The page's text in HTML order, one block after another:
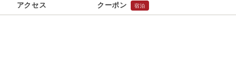
アクセス クーポン 宿泊